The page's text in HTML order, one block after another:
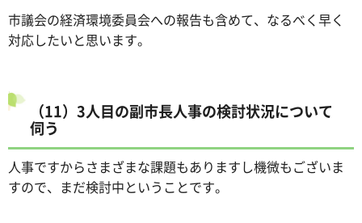
市議会の経済環境委員会への報告も含めて、なるべく早く
対応したいと思います。
（11）3人目の副市長人事の検討状況について
伺う
人事ですからさまざまな課題もありますし機微もございま
すので、まだ検討中ということです。